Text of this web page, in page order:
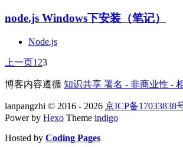
node.js Windows下安装（笔记）
Node.js
上一页 123
博客内容遵循 知识共享 署名 - 非商业性 -
lanpangzhi © 2016 - 2026 京ICP备17033838
Power by Hexo Theme indigo
Hosted by Coding Pages